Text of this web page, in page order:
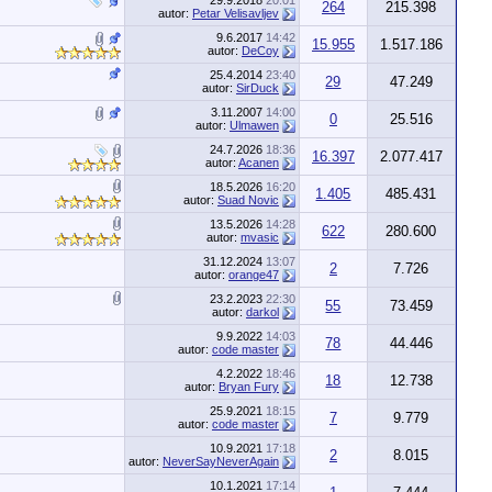
autor: Petar Velisavljev 264
215.398
9.6.2017 14:42
autor: DeCoy 15.955
1.517.186
25.4.2014 23:40
autor: SirDuck 29
47.249
3.11.2007 14:00
autor: Ulmawen 0
25.516
24.7.2026 18:36
autor: Acanen 16.397
2.077.417
18.5.2026 16:20
autor: Suad Novic 1.405
485.431
13.5.2026 14:28
autor: mvasic 622
280.600
31.12.2024 13:07
autor: orange47 2
7.726
23.2.2023 22:30
autor: darkol 55
73.459
9.9.2022 14:03
autor: code master 78
44.446
4.2.2022 18:46
autor: Bryan Fury 18
12.738
25.9.2021 18:15
autor: code master 7
9.779
10.9.2021 17:18
autor: NeverSayNeverAgain 2
8.015
10.1.2021 17:14